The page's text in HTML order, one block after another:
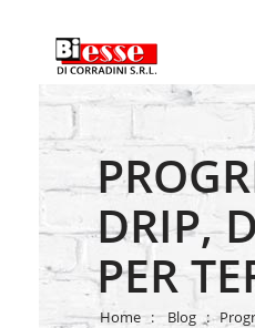
DRIP,
PER
Home Blog